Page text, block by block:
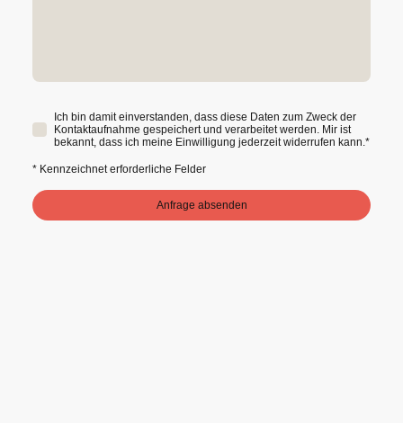
Ich bin damit einverstanden, dass diese Daten zum Zweck der
Kontaktaufnahme gespeichert und verarbeitet werden. Mir ist
bekannt, dass ich meine Einwilligung jederzeit widerrufen kann.*
* Kennzeichnet erforderliche Felder
Anfrage absenden